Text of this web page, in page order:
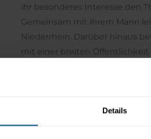
Details
ihr besonderes Interesse den
Gemeinsam mit ihrem Mann
Niederrhein. Darüber hinaus
mit einer breiten Öffentlichkeit